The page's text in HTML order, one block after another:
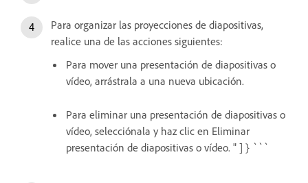
Para organizar las proyecciones de diapositivas,
realice una de las acciones siguientes:
Para mover una presentación de diapositivas o
vídeo, arrástrala a una nueva ubicación.
Para eliminar una presentación de diapositivas o
vídeo, selecciónala y haz clic en Eliminar
presentación de diapositivas o vídeo. " ] } ```